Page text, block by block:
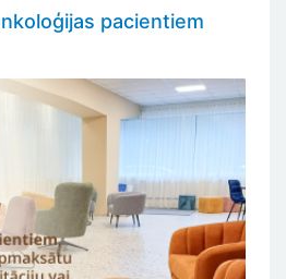
pacientiem